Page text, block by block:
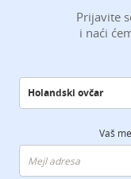
Prijavite
i naći
Vaš